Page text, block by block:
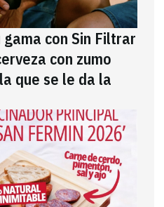
con Sin Filtrar
con zumo
que se le da la